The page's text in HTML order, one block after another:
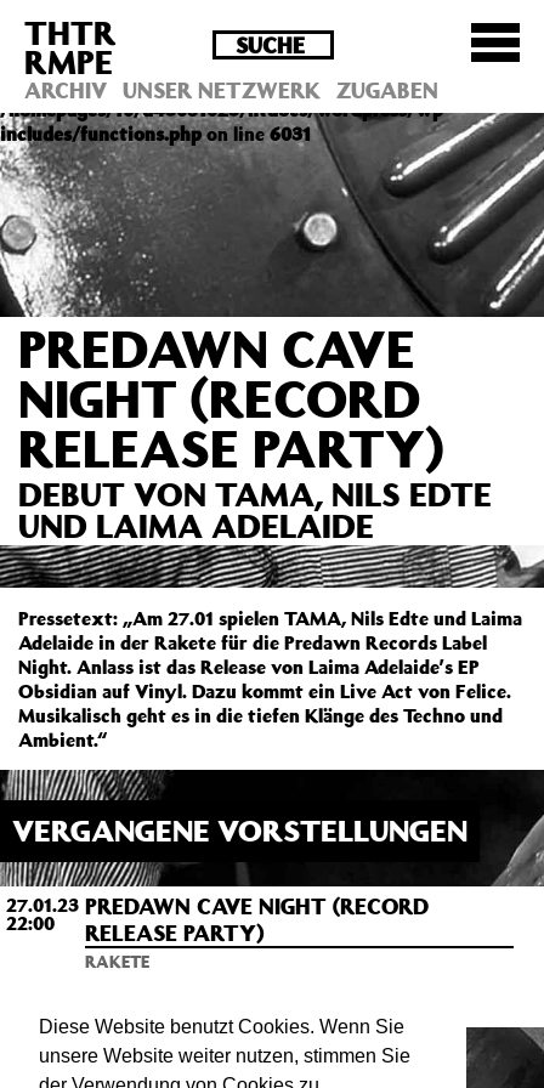
Diese Website benutzt Cookies. Wenn Sie
unsere Website weiter nutzen, stimmen Sie
Deprecated : Die Funktion post_permalink ist seit
Version 4.4.0 veraltet! Verwende stattdessen
get_permalink(). in
/homepages/10/d43051023/htdocs/wordpress/wp-
includes/functions.phpon line6031
THTR
RMPE
ARCHIV UNSER NETZWERK ZUGABEN
PREDAWN CAVE
NIGHT (RECORD
RELEASE PARTY)
DEBUT VON TAMA, NILS EDTE
UND LAIMA ADELAIDE
Pressetext: „Am 27.01 spielen TAMA, Nils Edte und Laima
Adelaide in der Rakete für die Predawn Records Label
Night. Anlass ist das Release von Laima Adelaide’s EP
Obsidian auf Vinyl. Dazu kommt ein Live Act von Felice.
Musikalisch geht es in die tiefen Klänge des Techno und
Ambient.“
VERGANGENE VORSTELLUNGEN
27.01.23
22:00
PREDAWN CAVE NIGHT (RECORD
RELEASE PARTY)
RAKETE